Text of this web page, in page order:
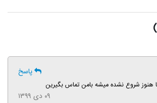
پاسخ
هنوز شروع نشده میشه بامن تماس بگیرین
۰۹ دی ۱۳۹۹